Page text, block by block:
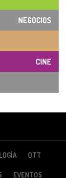
NEGOCIOS
CINE
OTT
EVENTOS